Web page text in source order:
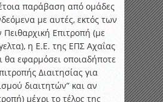
παράβαση από ομάδες
με αυτές, εκτός των
Επιτροπή (με
η Ε.Ε. της ΕΠΣ Αχαΐας
θα εφαρμόσει οποιαδήποτε
Διαιτησίας για
διαιτητών” και αν
μέχρι το τέλος της